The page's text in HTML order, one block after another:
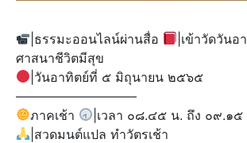
|ธรรมะออนไลน์ผ่านสื่อ
|เข้าวัดวัน
ศาสนาชีวิตมีสุข
|วันอาทิตย์ที่ ๕ มิถุนายน ๒๕๖๕
—————————–
ภาคเช้า
|เวลา ๐๘.๔๕ น. ถึง ๐๙.๑๕
|สวดมนต์แปล ทำวัตรเช้า